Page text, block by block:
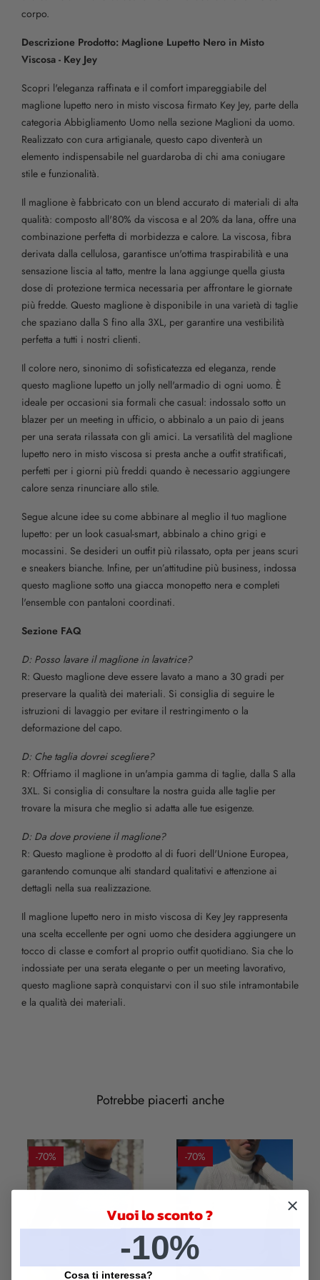
corpo.
Descrizione Prodotto: Maglione Lupetto Nero in Misto
Viscosa - Key Jey
Scopri l'eleganza raffinata e il comfort impareggiabile del
maglione lupetto nero in misto viscosa firmato Key Jey, parte della
categoria Abbigliamento Uomo nella sezione Maglioni da uomo.
Realizzato con cura artigianale, questo capo diventerà un
elemento indispensabile nel guardaroba di chi ama coniugare
stile e funzionalità.
Il maglione è fabbricato con un blend accurato di materiali di alta
qualità: composto all'80% da viscosa e al 20% da lana, offre una
combinazione perfetta di morbidezza e calore. La viscosa, fibra
derivata dalla cellulosa, garantisce un'ottima traspirabilità e una
sensazione liscia al tatto, mentre la lana aggiunge quella giusta
dose di protezione termica necessaria per affrontare le giornate
più fredde. Questo maglione è disponibile in una varietà di taglie
che spaziano dalla S fino alla 3XL, per garantire una vestibilità
perfetta a tutti i nostri clienti.
Il colore nero, sinonimo di sofisticatezza ed eleganza, rende
questo maglione lupetto un jolly nell'armadio di ogni uomo. È
ideale per occasioni sia formali che casual: indossalo sotto un
blazer per un meeting in ufficio, o abbinalo a un paio di jeans
per una serata rilassata con gli amici. La versatilità del maglione
lupetto nero in misto viscosa si presta anche a outfit stratificati,
perfetti per i giorni più freddi quando è necessario aggiungere
calore senza rinunciare allo stile.
Segue alcune idee su come abbinare al meglio il tuo maglione
lupetto: per un look casual-smart, abbinalo a chino grigi e
mocassini. Se desideri un outfit più rilassato, opta per jeans scuri
e sneakers bianche. Infine, per un’attitudine più business, indossa
questo maglione sotto una giacca monopetto nera e completi
l'ensemble con pantaloni coordinati.
Sezione FAQ
D: Posso lavare il maglione in lavatrice?
R: Questo maglione deve essere lavato a mano a 30 gradi per
preservare la qualità dei materiali. Si consiglia di seguire le
istruzioni di lavaggio per evitare il restringimento o la
deformazione del capo.
D: Che taglia dovrei scegliere?
R: Offriamo il maglione in un'ampia gamma di taglie, dalla S alla
3XL. Si consiglia di consultare la nostra guida alle taglie per
trovare la misura che meglio si adatta alle tue esigenze.
D: Da dove proviene il maglione?
R: Questo maglione è prodotto al di fuori dell'Unione Europea,
garantendo comunque alti standard qualitativi e attenzione ai
dettagli nella sua realizzazione.
Il maglione lupetto nero in misto viscosa di Key Jey rappresenta
una scelta eccellente per ogni uomo che desidera aggiungere un
tocco di classe e comfort al proprio outfit quotidiano. Sia che lo
indossiate per una serata elegante o per un meeting lavorativo,
questo maglione saprà conquistarvi con il suo stile intramontabile
e la qualità dei materiali.
Potrebbe piacerti anche
-70% -70%
Vuoi lo sconto ?
-10%
Cosa ti interessa?